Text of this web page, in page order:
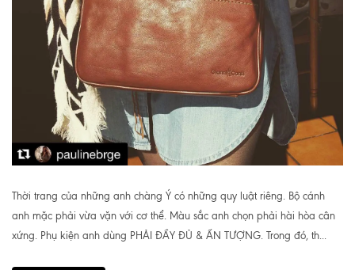
Thời trang của những anh chàng Ý có những quy luật riêng. Bộ cánh
anh mặc phải vừa vặn với cơ thể. Màu sắc anh chọn phải hài hòa cân
xứng. Phụ kiện anh dùng PHẢI ĐẦY ĐỦ & ẤN TƯỢNG. Trong đó, th...